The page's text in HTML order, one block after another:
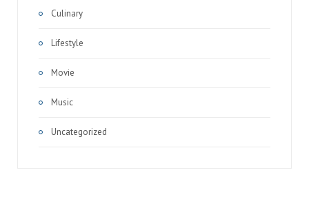
Culinary
Lifestyle
Movie
Music
Uncategorized